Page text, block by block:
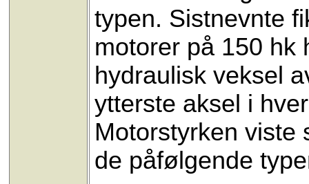
typen. Sistnevnte
motorer på 150 hk
hydraulisk veksel
ytterste aksel i
Motorstyrken
de påfølgende